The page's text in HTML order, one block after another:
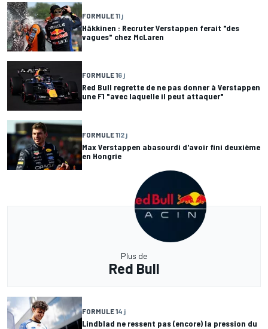
FORMULE 11 j
Häkkinen : Recruter Verstappen ferait "des
vagues" chez McLaren
FORMULE 16 j
Red Bull regrette de ne pas donner à Verstappen
une F1 "avec laquelle il peut attaquer"
FORMULE 112 j
Max Verstappen abasourdi d'avoir fini deuxième
en Hongrie
Plus de
Red Bull
FORMULE 14 j
Lindblad ne ressent pas (encore) la pression du